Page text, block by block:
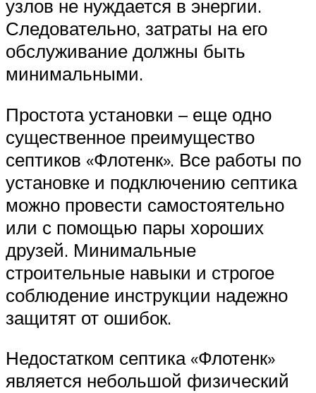
узлов не нуждается в энергии.
Следовательно, затраты на его
обслуживание должны быть
минимальными.
Простота установки – еще одно
существенное преимущество
септиков «Флотенк». Все работы по
установке и подключению септика
можно провести самостоятельно
или с помощью пары хороших
друзей. Минимальные
строительные навыки и строгое
соблюдение инструкции надежно
защитят от ошибок.
Недостатком септика «Флотенк»
является небольшой физический